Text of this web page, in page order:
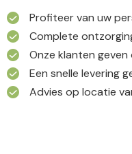
Profiteer van uw
Complete
Onze klanten geven
Een snelle levering
Advies op locatie